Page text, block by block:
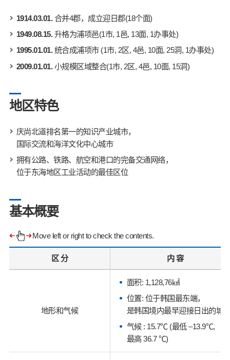
1914.03.01.合并4郡，成立迎日郡(18个面)
1949.08.15.升格为浦项邑(1市, 1邑, 13面, 1办事处)
1995.01.01.统合成浦项市 (1市, 2区, 4邑, 10面, 25洞, 1办事处)
2009.01.01.小规模区域整合(1市, 2区, 4邑, 10面, 15洞)
地区特色
庆尚北道排名第一的知识产业城市，
国际交流和海洋文化中心城市
拥有公路、铁路、航空和港口的完备交通网络，
位于东海地区工业活动的最佳区位
基本概要
Move left or right to check the contents.
区 分 内 容
地形和气候
面积: 1,128,76㎢
位置: 位于韩国最东端，
是韩国境内最早迎接日出的城
气候 : 15.7℃ (最低 –13.9℃,
最高 36.7 ℃)